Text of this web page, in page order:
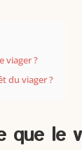
viager ?
du viager ?
que le